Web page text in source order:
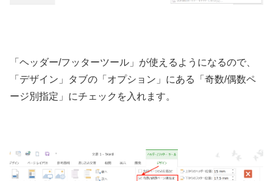
「ヘッダー/フッターツール」が使えるようになるので、
「デザイン」タブの「オプション」にある「奇数/偶数ペ
ージ別指定」にチェックを入れます。